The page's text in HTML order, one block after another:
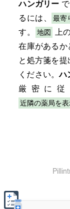
ハンガリー
るには、
最寄
す。
地図
上
在庫があるか
と処方箋を
ください。ハ
厳密に従
近隣の薬局を表